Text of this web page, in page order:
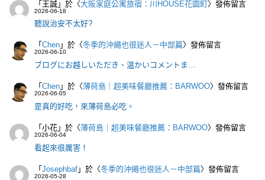
「王誠 」於〈大阪家庭公寓旅宿：川HOUSE花園町〉發佈留言
2026-06-18
聽說治安不太好?
「Chen 」於〈冬季的沖繩也很迷人－中部篇〉發佈留言
2026-06-10
ブログにお越しいただき、温かいコメントま…
「Chen 」於〈薄荷島｜超美味餐廳推薦：BARWOO〉發佈留言
2026-06-05
是真的好吃，來薄荷島必吃。
「小花 」於〈薄荷島｜超美味餐廳推薦：BARWOO〉發佈留言
2026-06-04
看起來很厲害！
「Josephbaf 」於〈冬季的沖繩也很迷人－中部篇〉發佈留言
2026-05-28